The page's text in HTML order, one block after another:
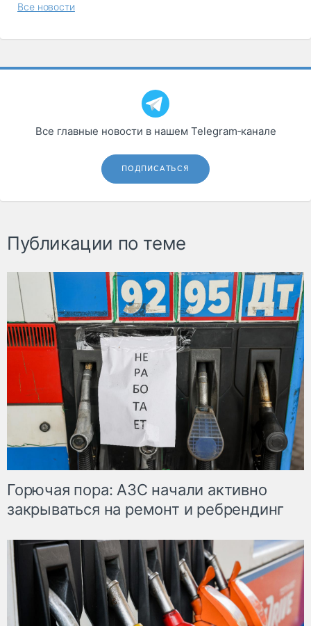
Все новости
Все главные новости в нашем Telegram‑канале
ПОДПИСАТЬСЯ
Публикации по теме
Горючая пора: АЗС начали активно
закрываться на ремонт и ребрендинг